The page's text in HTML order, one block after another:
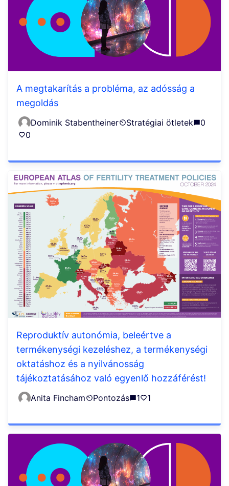
A megtakarítás a probléma, az adósság a
megoldás
Dominik Stabentheiner Stratégiai ötletek
0
0
Reproduktív autonómia, beleértve a
termékenységi kezeléshez, a termékenységi
oktatáshoz és a nyilvánosság
tájékoztatásához való egyenlő hozzáférést!
Anita Fincham Pontozás 1 1